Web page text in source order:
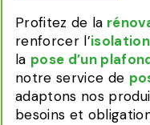
Profitez de la
renforcer l’
la pose d’un
notre service de
adaptons nos
besoins et